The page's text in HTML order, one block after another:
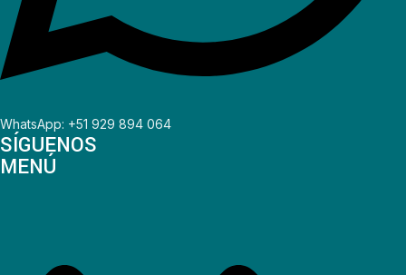
WhatsApp: +51 929 894 064
SÍGUENOS
MENÚ